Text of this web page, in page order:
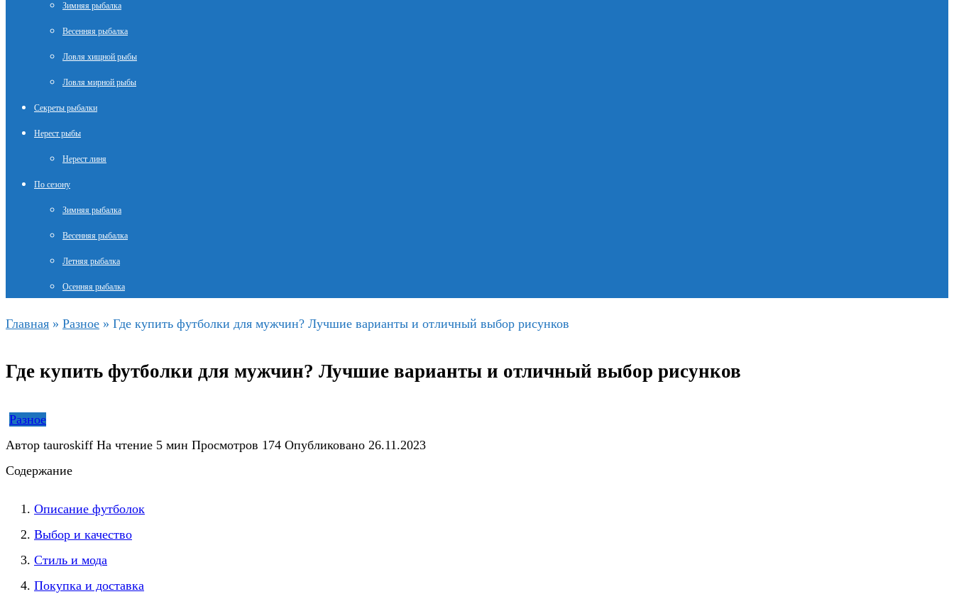
Зимняя рыбалка
Весенняя рыбалка
Ловля хищной рыбы
Ловля мирной рыбы
Секреты рыбалки
Нерест рыбы
Нерест линя
По сезону
Зимняя рыбалка
Весенняя рыбалка
Летняя рыбалка
Осенняя рыбалка
Главная » Разное » Где купить футболки для мужчин? Лучшие варианты и отличный выбор рисунков
Где купить футболки для мужчин? Лучшие варианты и отличный выбор рисунков
Разное
Автор tauroskiff На чтение 5 мин Просмотров 174 Опубликовано 26.11.2023
Содержание
Описание футболок
Выбор и качество
Стиль и мода
Покупка и доставка